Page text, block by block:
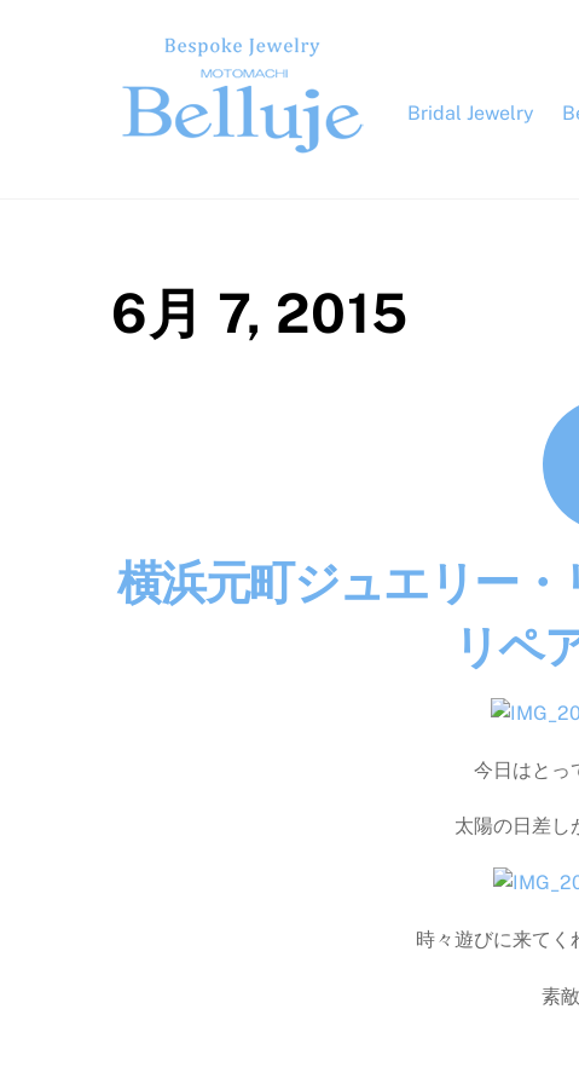
Bridal Jewelry
6月 7, 2015
横浜元町ジュエリー・
リペ
今日はとっ
太陽の日差し
時々遊びに来てく
素